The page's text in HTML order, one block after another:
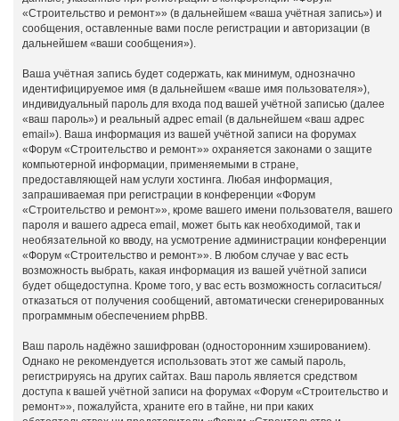
«Строительство и ремонт»» (в дальнейшем «ваша учётная запись») и
сообщения, оставленные вами после регистрации и авторизации (в
дальнейшем «ваши сообщения»).
Ваша учётная запись будет содержать, как минимум, однозначно
идентифицируемое имя (в дальнейшем «ваше имя пользователя»),
индивидуальный пароль для входа под вашей учётной записью (далее
«ваш пароль») и реальный адрес email (в дальнейшем «ваш адрес
email»). Ваша информация из вашей учётной записи на форумах
«Форум «Строительство и ремонт»» охраняется законами о защите
компьютерной информации, применяемыми в стране,
предоставляющей нам услуги хостинга. Любая информация,
запрашиваемая при регистрации в конференции «Форум
«Строительство и ремонт»», кроме вашего имени пользователя, вашего
пароля и вашего адреса email, может быть как необходимой, так и
необязательной ко вводу, на усмотрение администрации конференции
«Форум «Строительство и ремонт»». В любом случае у вас есть
возможность выбрать, какая информация из вашей учётной записи
будет общедоступна. Кроме того, у вас есть возможность согласиться/
отказаться от получения сообщений, автоматически сгенерированных
программным обеспечением phpBB.
Ваш пароль надёжно зашифрован (односторонним хэшированием).
Однако не рекомендуется использовать этот же самый пароль,
регистрируясь на других сайтах. Ваш пароль является средством
доступа к вашей учётной записи на форумах «Форум «Строительство и
ремонт»», пожалуйста, храните его в тайне, ни при каких